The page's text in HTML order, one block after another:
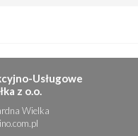
Usługowe
z o.o.
Wielka